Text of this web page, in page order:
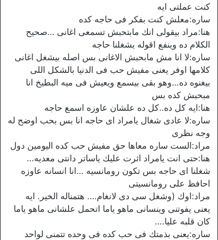
كنت عملتى ايه
ساره:معلش كنت بفكر فى حاجه كده
هنا:مراد بيقولى انك مابتحبش تسمعى اغانى …صحيح
الكلام ده وينفع اقوله يشغلنا حاجه
ساره:لا انا مش مابحبش الاغانى بس اصله بيشغل اغانى
كلامها اوفر يعنى مفيش حب فى الدنيا بالشكل اللى
بيغنوه ده…وهو بقى بيسمع ويعيش فى ميه البطيخ انا
مبحبش كده بس
هنا:ايه كل ده..كل ده علشان عاوزه اسمع حاجه
ساره:لا عادى شغال يامراد اى حاجه انا بس بحب اوضح له
وجه نظرى
مراد:الست ساره معاها حق مفيش حب كده اليومين دول
هنا:حتى انت يامراد اثرت عليك ياساتر دانتى معديه…
شغلنا اى حاجه بس تكون رومانسيه …انا انسانه عاوزه
احافظ على رومانسيتى
مراد:اوك (وشغل سى دى لانغام…. هتمناله الخير. ايه
يعنى يفوتنى وينسانى ماهو ياما اتحمل علشانى ماهو ياما
كان قلبه عليا….
ساره:يعنى بذمتك فى حب كده فى وحده تتمنى لواحد